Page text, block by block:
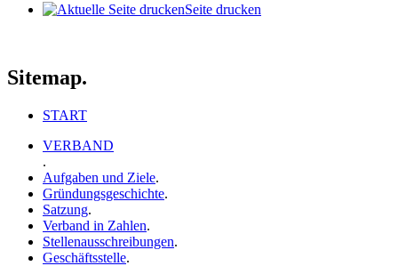
Seite drucken
Sitemap.
START
VERBAND
.
Aufgaben und Ziele.
Gründungsgeschichte.
Satzung.
Verband in Zahlen.
Stellenausschreibungen.
Geschäftsstelle.